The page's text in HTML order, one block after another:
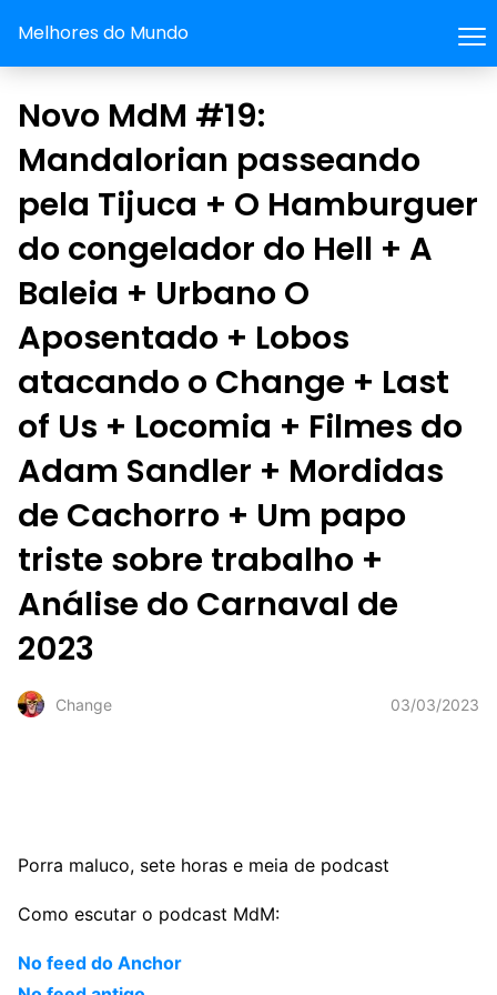
Melhores do Mundo
Novo MdM #19:
Mandalorian passeando
pela Tijuca + O Hamburguer
do congelador do Hell + A
Baleia + Urbano O
Aposentado + Lobos
atacando o Change + Last
of Us + Locomia + Filmes do
Adam Sandler + Mordidas
de Cachorro + Um papo
triste sobre trabalho +
Análise do Carnaval de
2023
Change 03/03/2023
Porra maluco, sete horas e meia de podcast
Como escutar o podcast MdM:
No feed do Anchor